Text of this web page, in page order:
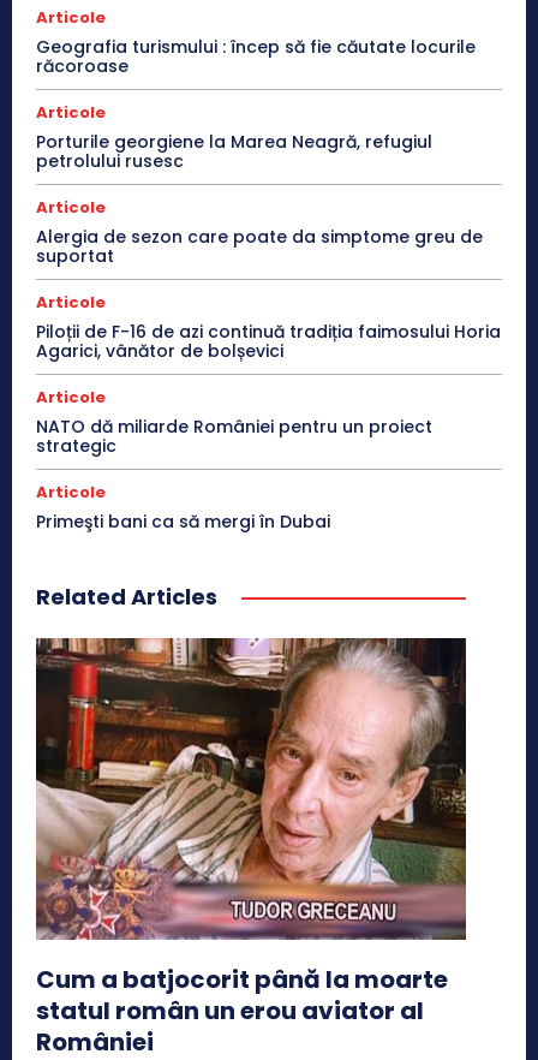
Articole
Geografia turismului : încep să fie căutate locurile
răcoroase
Articole
Porturile georgiene la Marea Neagră, refugiul
petrolului rusesc
Articole
Alergia de sezon care poate da simptome greu de
suportat
Articole
Piloții de F-16 de azi continuă tradiția faimosului Horia
Agarici, vânător de bolșevici
Articole
NATO dă miliarde României pentru un proiect
strategic
Articole
Primeşti bani ca să mergi în Dubai
Related Articles
Cum a batjocorit până la moarte
statul român un erou aviator al
României